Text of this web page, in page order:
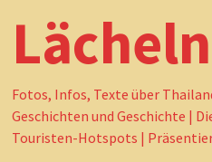
Fotos, Infos, Texte über
Geschichten und Geschichte |
Touristen-Hotspots |